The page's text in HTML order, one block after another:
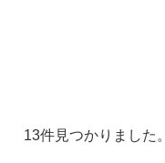
13件見つかりました。